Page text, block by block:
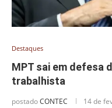
Destaques
MPT sai em defesa
trabalhista
postadoCONTEC 14 de